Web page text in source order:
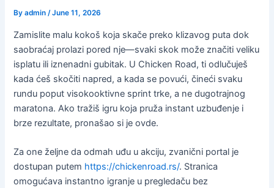
Byadmin/June 11, 2026
Zamislite malu kokoš koja skače preko klizavog puta dok
saobraćaj prolazi pored nje—svaki skok može značiti veliku
isplatu ili iznenadni gubitak. U Chicken Road, ti odlučuješ
kada ćeš skočiti napred, a kada se povući, čineći svaku
rundu poput visokooktivne sprint trke, a ne dugotrajnog
maratona. Ako tražiš igru koja pruža instant uzbuđenje i
brze rezultate, pronašao si je ovde.
Za one željne da odmah uđu u akciju, zvanični portal je
dostupan putem https://chickenroad.rs/. Stranica
omogućava instantno igranje u pregledaču bez